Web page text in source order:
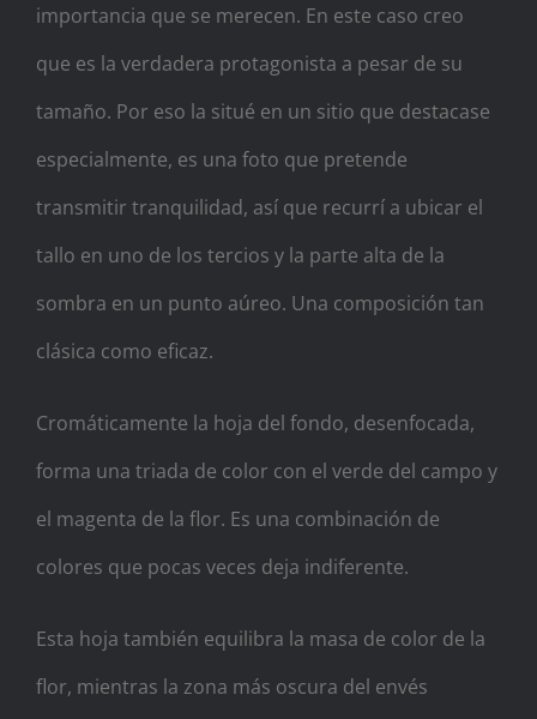
importancia que se merecen. En este caso creo
que es la verdadera protagonista a pesar de su
tamaño. Por eso la situé en un sitio que destacase
especialmente, es una foto que pretende
transmitir tranquilidad, así que recurrí a ubicar el
tallo en uno de los tercios y la parte alta de la
sombra en un punto aúreo. Una composición tan
clásica como eficaz.
Cromáticamente la hoja del fondo, desenfocada,
forma una triada de color con el verde del campo y
el magenta de la flor. Es una combinación de
colores que pocas veces deja indiferente.
Esta hoja también equilibra la masa de color de la
flor, mientras la zona más oscura del envés